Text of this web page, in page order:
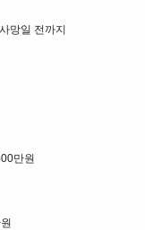
망일 전까지
만원